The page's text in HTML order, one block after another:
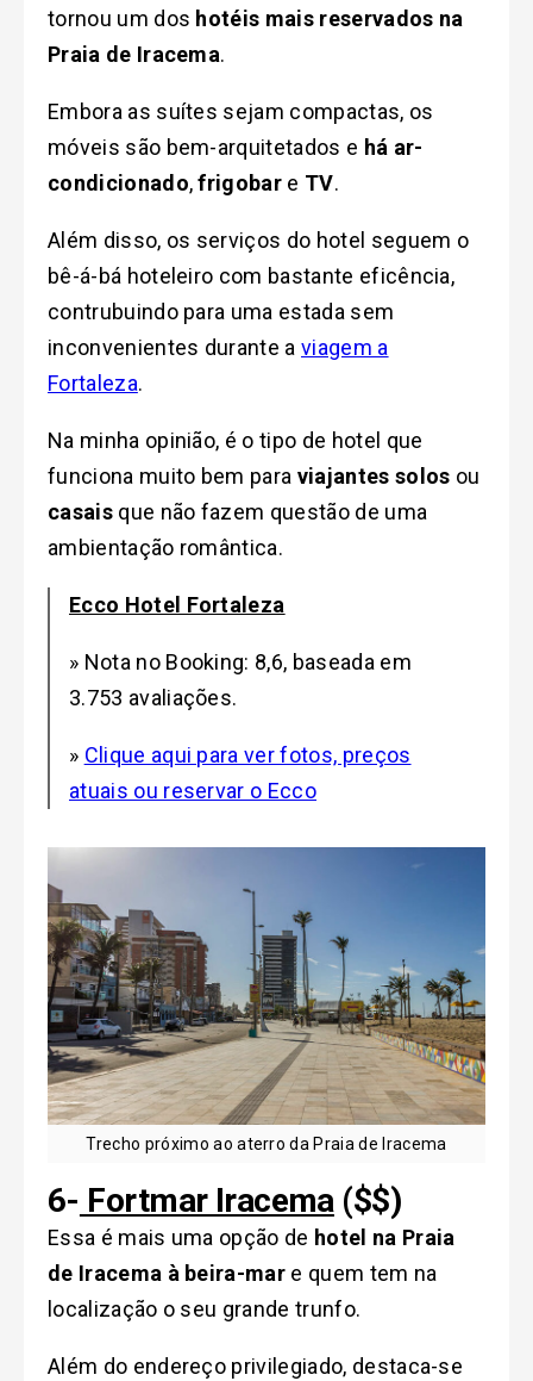
tornou um dos hotéis mais reservados na
Praia de Iracema.
Embora as suítes sejam compactas, os
móveis são bem-arquitetados e há ar-
condicionado,frigobar e TV.
Além disso, os serviços do hotel seguem o
bê-á-bá hoteleiro com bastante eficência,
contrubuindo para uma estada sem
inconvenientes durante aviagem a
Fortaleza.
Na minha opinião, é o tipo de hotel que
funciona muito bem para viajantes solos ou
casais que não fazem questão de uma
ambientação romântica.
Ecco Hotel Fortaleza
» Nota no Booking: 8,6, baseada em
3.753 avaliações.
» Clique aqui para ver fotos, preços
atuais ou reservar o Ecco
Trecho próximo ao aterro da Praia de Iracema
6- Fortmar Iracema($$)
Essa é mais uma opção de hotel na Praia
de Iracema à beira-mar e quem tem na
localização o seu grande trunfo.
Além do endereço privilegiado, destaca-se